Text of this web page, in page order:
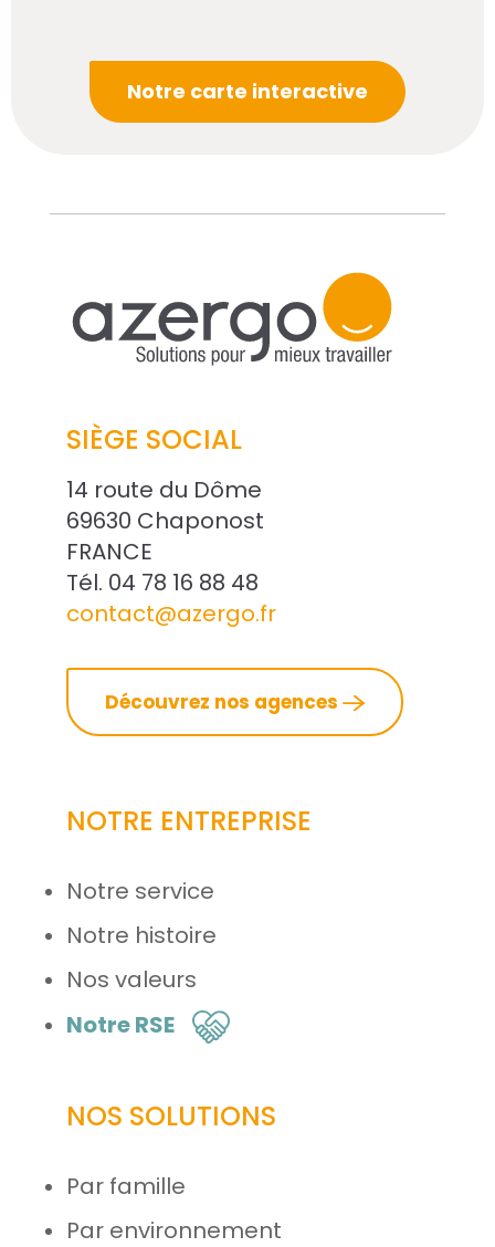
Notre carte interactive
SIÈGE SOCIAL
14 route du Dôme
69630 Chaponost
FRANCE
Tél. 04 78 16 88 48
contact@azergo.fr
Découvrez nos agences
NOTRE ENTREPRISE
Notre service
Notre histoire
Nos valeurs
Notre RSE
NOS SOLUTIONS
Par famille
Par environnement